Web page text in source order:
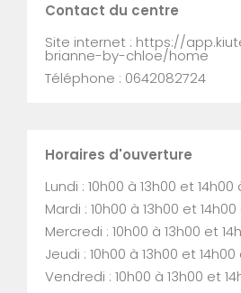
Contact du centre
Site internet : https://
brianne-by-chloe/home
Téléphone : 0642082724
Horaires d'ouverture
Lundi : 10h00 à 13h00 et 14h00
Mardi : 10h00 à 13h00 et 14h00
Mercredi : 10h00 à 13h00 et
Jeudi : 10h00 à 13h00 et 14h00
Vendredi : 10h00 à 13h00 et